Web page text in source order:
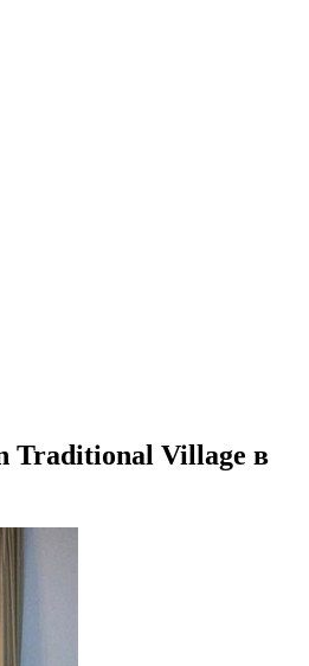
Traditional Village в